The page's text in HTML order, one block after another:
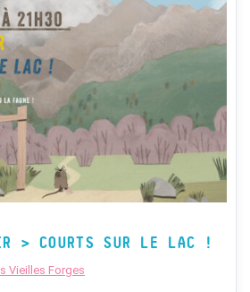
> COURTS SUR LE LAC !
Vieilles Forges